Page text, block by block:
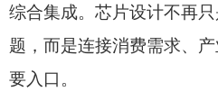
综合集成。芯片设计不再
题，而是连接消费需求、
要入口。